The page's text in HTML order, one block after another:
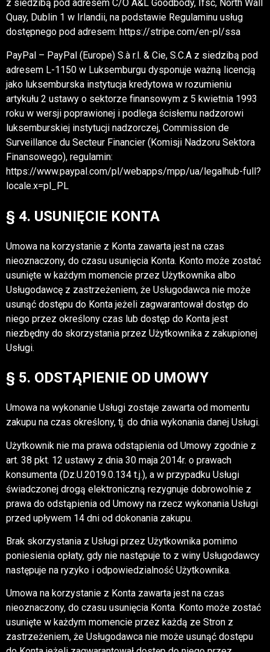
z siedzibą pod adresem C/O A&L Goodbody, Ifsc, North Wall
Quay, Dublin 1 w Irlandii, na podstawie Regulaminu usług
dostępnego pod adresem: https://stripe.com/en-pl/ssa
PayPal – PayPal (Europe) S.à r.l. & Cie, S.C.A z siedzibą pod
adresem L-1150 w Luksemburgu dysponuje ważną licencją
jako luksemburska instytucja kredytowa w rozumieniu
artykułu 2 ustawy o sektorze finansowym z 5 kwietnia 1993
roku w wersji poprawionej i podlega ścisłemu nadzorowi
luksemburskiej instytucji nadzorczej, Commission de
Surveillance du Secteur Financier (Komisji Nadzoru Sektora
Finansowego), regulamin:
https://www.paypal.com/pl/webapps/mpp/ua/legalhub-full?
locale.x=pl_PL
§ 4. USUNIĘCIE KONTA
Umowa na korzystanie z Konta zawarta jest na czas
nieoznaczony, do czasu usunięcia Konta. Konto może zostać
usunięte w każdym momencie przez Użytkownika albo
Usługodawcę z zastrzeżeniem, że Usługodawca nie może
usunąć dostępu do Konta jeżeli zagwarantował dostęp do
niego przez określony czas lub dostęp do Konta jest
niezbędny do skorzystania przez Użytkownika z zakupionej
Usługi.
§ 5. ODSTĄPIENIE OD UMOWY
Umowa na wykonanie Usługi zostaje zawarta od momentu
zakupu na czas określony, tj. do dnia wykonania danej Usługi.
Użytkownik nie ma prawa odstąpienia od Umowy zgodnie z
art. 38 pkt. 12 ustawy z dnia 30 maja 2014r. o prawach
konsumenta (Dz.U.2019.0.134 t.j.), a w przypadku Usługi
świadczonej drogą elektroniczną rezygnuje dobrowolnie z
prawa do odstąpienia od Umowy na rzecz wykonania Usługi
przed upływem 14 dni od dokonania zakupu.
Brak skorzystania z Usługi przez Użytkownika pomimo
poniesienia opłaty, gdy nie następuje to z winy Usługodawcy
następuje na ryzyko i odpowiedzialność Użytkownika.
Umowa na korzystanie z Konta zawarta jest na czas
nieoznaczony, do czasu usunięcia Konta. Konto może zostać
usunięte w każdym momencie przez każdą ze Stron z
zastrzeżeniem, że Usługodawca nie może usunąć dostępu